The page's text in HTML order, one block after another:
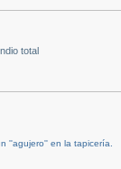
total
''agujero'' en la tapicería.